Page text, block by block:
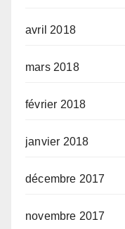
avril 2018
mars 2018
février 2018
janvier 2018
décembre 2017
novembre 2017